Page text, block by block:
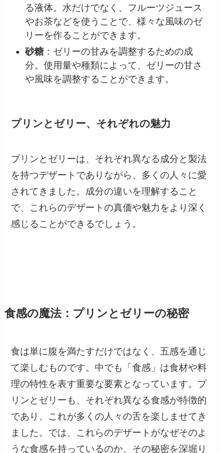
る液体。水だけでなく、フルーツジュース
やお茶などを使うことで、様々な風味のゼ
リーを作ることができます。
砂糖：ゼリーの甘みを調整するための成
分。使用量や種類によって、ゼリーの甘さ
や風味を調整することができます。
プリンとゼリー、それぞれの魅力
プリンとゼリーは、それぞれ異なる成分と製法
を持つデザートでありながら、多くの人々に愛
されてきました。成分の違いを理解すること
で、これらのデザートの真価や魅力をより深く
感じることができるでしょう。
食感の魔法：プリンとゼリーの秘密
食は単に腹を満たすだけではなく、五感を通じ
て楽しむものです。中でも「食感」は食材や料
理の特性を表す重要な要素となっています。プ
リンとゼリーも、それぞれ異なる食感が特徴的
であり、これが多くの人々の舌を楽しませてき
ました。では、これらのデザートがなぜそのよ
うな食感を持っているのか、その秘密を深堀り